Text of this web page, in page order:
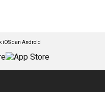
iOS dan Android